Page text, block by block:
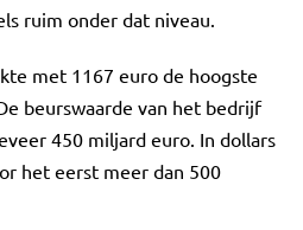
ruim onder dat niveau.
met 1167 euro de hoogste
beurswaarde van het bedrijf
450 miljard euro. In dollars
het eerst meer dan 500